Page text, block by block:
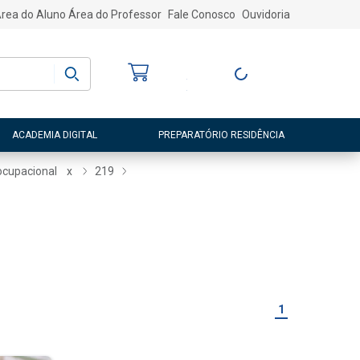
do Aluno Área do Professor Fale Conosco Ouvidoria
Entre ou Cadastre-
ACADEMIA DIGITAL PREPARATÓRIO RESIDÊNCIA
x 219
1